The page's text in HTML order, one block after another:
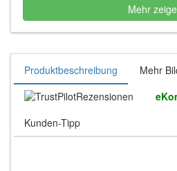
Mehr
Produktbeschreibung Mehr
Rezensionen
Kunden-Tipp